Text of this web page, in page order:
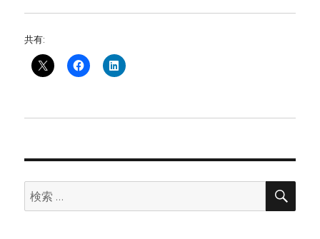
共有:
検
索:
検